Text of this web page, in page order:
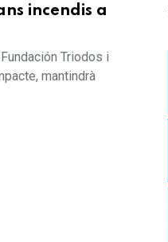
incendis a
Triodos i
mantindrà